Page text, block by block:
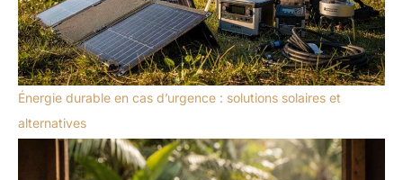
Énergie durable en cas d’urgence : solutions solaires et
alternatives